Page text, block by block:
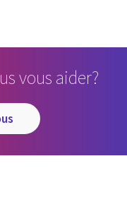
vous aider?